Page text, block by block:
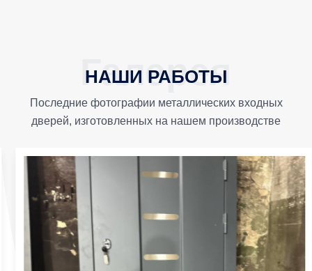
НАШИ РАБОТЫ
Последние фотографии металлических входных
дверей, изготовленных на нашем производстве